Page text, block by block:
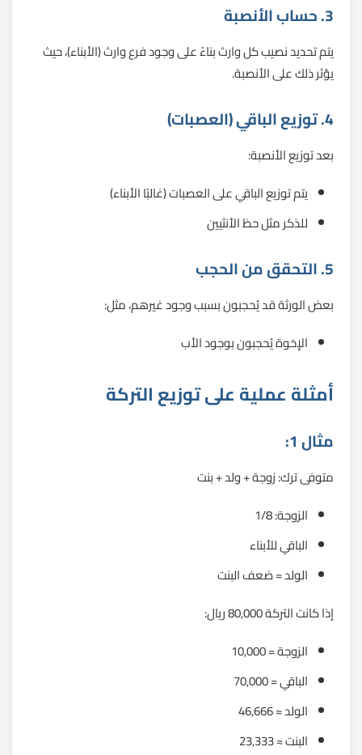
3. حساب الأنصبة
يتم تحديد نصيب كل وارث بناءً على وجود فرع وارث (الأبناء)، حيث
يؤثر ذلك على الأنصبة.
4. توزيع الباقي (العصبات)
بعد توزيع الأنصبة:
يتم توزيع الباقي على العصبات (غالبًا الأبناء)
للذكر مثل حظ الأنثيين
5. التحقق من الحجب
بعض الورثة قد يُحجبون بسبب وجود غيرهم، مثل:
الإخوة يُحجبون بوجود الأب
أمثلة عملية على توزيع التركة
مثال 1:
متوفى ترك: زوجة + ولد + بنت
الزوجة: 1/8
الباقي للأبناء
الولد = ضعف البنت
إذا كانت التركة 80,000 ريال:
الزوجة = 10,000
الباقي = 70,000
الولد ≈ 46,666
البنت ≈ 23,333